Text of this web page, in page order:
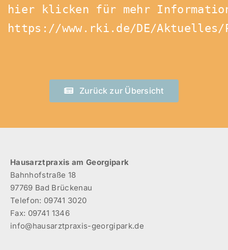
https://www.rki.de/DE/Aktuelles/
Zurück zur Übersicht
Hausarztpraxis am Georgipark
Bahnhofstraße 18
97769 Bad Brückenau
Telefon: 09741 3020
Fax: 09741 1346
info@hausarztpraxis-georgipark.de